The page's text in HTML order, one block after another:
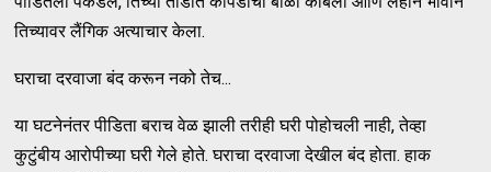
तिच्यावर लैंगिक अत्याचार केला.
घराचा दरवाजा बंद करून नको तेच...
या घटनेनंतर पीडिता बराच वेळ झाली तरीही घरी पोहोचली नाही, तेव्हा
कुटुंबीय आरोपीच्या घरी गेले होते. घराचा दरवाजा देखील बंद होता. हाक